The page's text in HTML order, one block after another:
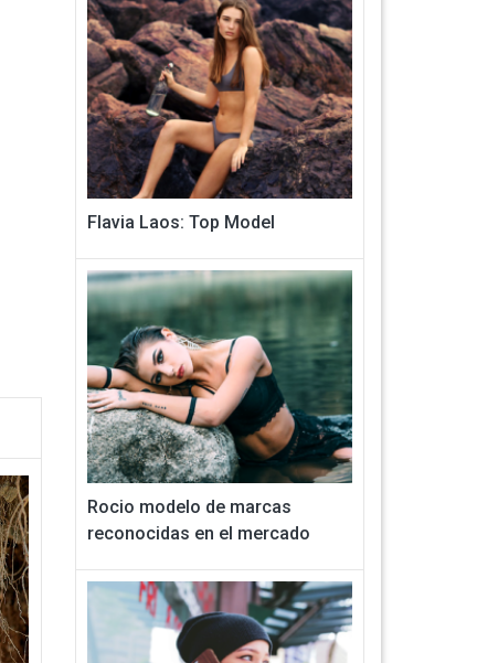
Flavia Laos: Top Model
Rocio modelo de marcas
reconocidas en el mercado